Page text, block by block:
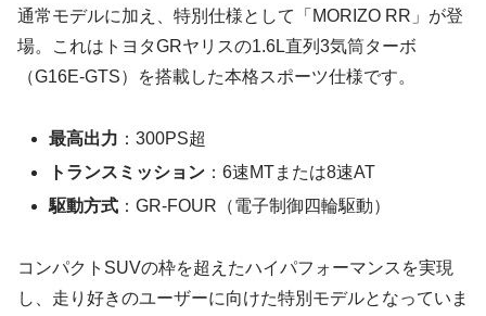
通常モデルに加え、特別仕様として「MORIZO RR」が登
場。これはトヨタGRヤリスの1.6L直列3気筒ターボ
（G16E-GTS）を搭載した本格スポーツ仕様です。
最高出力 ：300PS超
トランスミッション ：6速MTまたは8速AT
駆動方式 ：GR-FOUR（電子制御四輪駆動）
コンパクトSUVの枠を超えたハイパフォーマンスを実現
し、走り好きのユーザーに向けた特別モデルとなっていま